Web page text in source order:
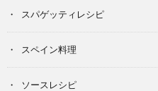
スパゲッティレシピ
スペイン料理
ソースレシピ